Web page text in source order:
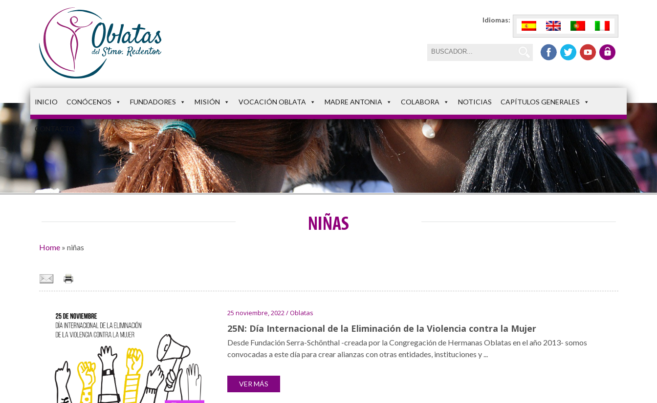
Idiomas:
INICIO CONÓCENOS FUNDADORES MISIÓN VOCACIÓN OBLATA MADRE ANTONIA COLABORA NOTICIAS CAPÍTULOS GENERALES
CONTACTO
NIÑAS
Home» niñas
25 noviembre, 2022 / Oblatas
25N: Día Internacional de la Eliminación de la Violencia contra la Mujer
Desde Fundación Serra-Schönthal -creada por la Congregación de Hermanas Oblatas en el año 2013- somos
convocadas a este día para crear alianzas con otras entidades, instituciones y ...
VER MÁS